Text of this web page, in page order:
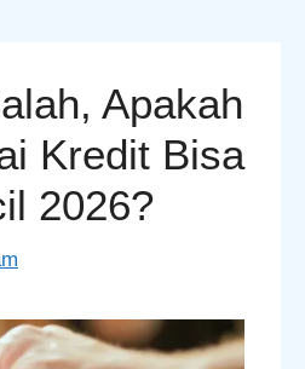
Apakah
Kredit Bisa
2026?